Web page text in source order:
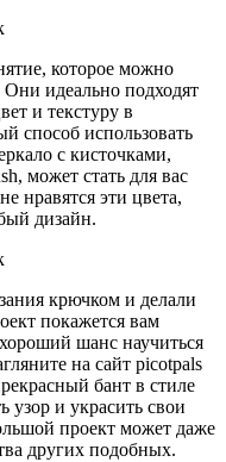
которое можно
Они идеально подходят
и текстуру в
способ использовать
с кисточками,
может стать для вас
нравятся эти цвета,
дизайн.
крючком и делали
покажется вам
шанс научиться
на сайт picotpals
бант в стиле
и украсить свои
проект может даже
других подобных.